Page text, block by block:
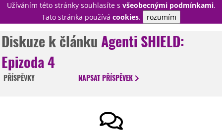
Užíváním této stránky souhlasíte s všeobecnými podmínkami.
Tato stránka používá cookies. rozumím
PŘIHLÁSIT
NOVINKY
TÉMATA
Diskuze k článkuAgenti SHIELD:
Epizoda 4
PŘÍSPĚVKY NAPSATPŘÍSPĚVEK